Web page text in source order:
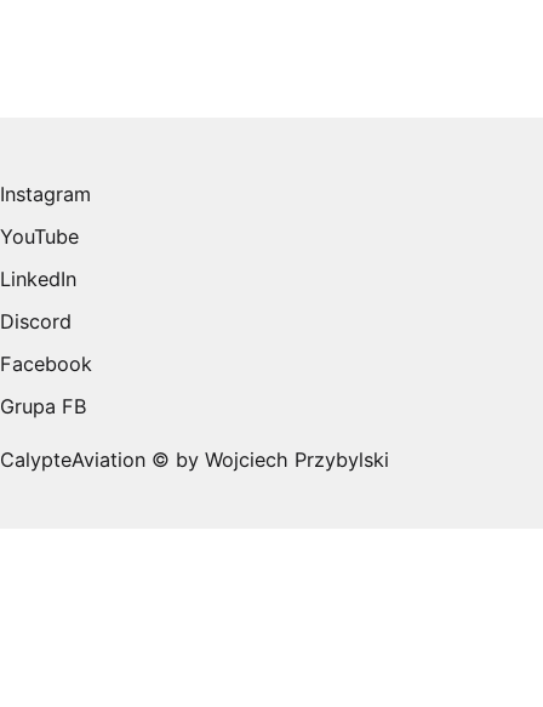
CalypteAviation © by Wojciech Przybylski
Instagram
YouTube
LinkedIn
Discord
Facebook
Grupa FB